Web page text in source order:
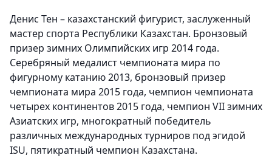
Денис Тен – казахстанский фигурист, заслуженный
мастер спорта Республики Казахстан. Бронзовый
призер зимних Олимпийских игр 2014 года.
Серебряный медалист чемпионата мира по
фигурному катанию 2013, бронзовый призер
чемпионата мира 2015 года, чемпион чемпионата
четырех континентов 2015 года, чемпион VII зимних
Азиатских игр, многократный победитель
различных международных турниров под эгидой
ISU, пятикратный чемпион Казахстана.